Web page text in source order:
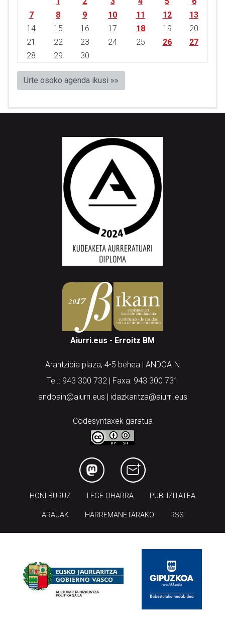
7
8 9 10 11 12
13
14
15 16 17 18 19
20
21
22 23 24 25 26
27
28
29 30
Urte osoko agenda ikusi »»
Aiurri.eus - Erroitz BM
Arantzibia plaza, 4-5 behea | ANDOAIN
Tel.: 943 300 732 | Faxa: 943 300 731
andoain@aiurri.eus | idazkaritza@aiurri.eus
Codesyntaxek garatua
HONI BURUZ LEGE OHARRA PUBLIZITATEA
ARAUAK HARREMANETARAKO RSS